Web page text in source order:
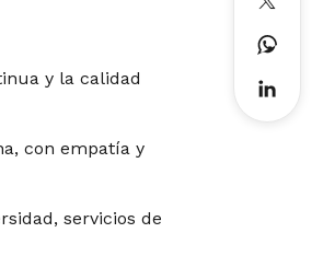
y la calidad
con empatía y
servicios de